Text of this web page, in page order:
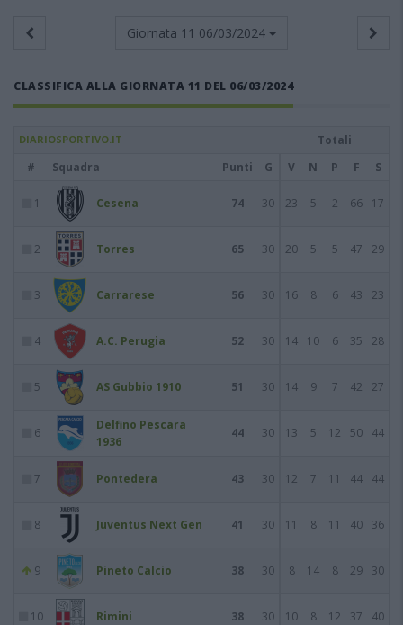
Giornata 11 06/03/2024
CLASSIFICA ALLA GIORNATA 11 DEL 06/03/2024
DIARIOSPORTIVO.IT
Totali
#
Squadra Punti G V N P F S
1 Cesena 74 30 23 5 2 66 17
2 Torres 65 30 20 5 5 47 29
3 Carrarese 56 30 16 8 6 43 23
4 A.C. Perugia 52 30 14 10 6 35 28
5 AS Gubbio 1910 51 30 14 9 7 42 27
6
Delfino Pescara
1936
44 30 13 5 12 50 44
7 Pontedera 43 30 12 7 11 44 44
8 Juventus Next Gen 41 30 11 8 11 40 36
9 Pineto Calcio 38 30 8 14 8 29 30
10 Rimini 38 30 10 8 12 37 40